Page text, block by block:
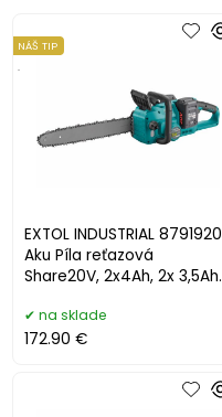
EXTOL INDUSTRIAL 8791920
Aku Píla reťazová
Share20V, 2x4Ah, 2x 3,5Ah
NÁŠ TIP
.
na sklade
172.90 €